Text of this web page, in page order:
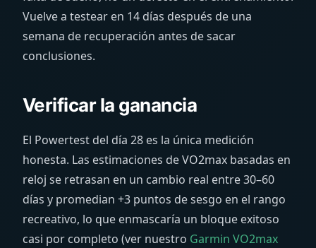
Vuelve a testear en 14 días después de una
semana de recuperación antes de sacar
conclusiones.
Verificar la ganancia
El Powertest del día 28 es la única medición
honesta. Las estimaciones de VO2max basadas en
reloj se retrasan en un cambio real entre 30–60
días y promedian +3 puntos de sesgo en el rango
recreativo, lo que enmascaría un bloque exitoso
casi por completo (ver nuestro Garmin VO2max